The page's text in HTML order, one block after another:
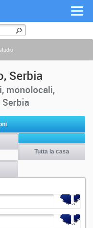
Serbia
monolocali,
Tutta la casa